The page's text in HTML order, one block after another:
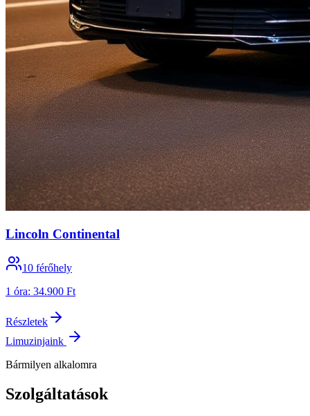
Lincoln Continental
10 férőhely
1 óra: 34.900 Ft
Részletek
Limuzinjaink
Bármilyen alkalomra
Szolgáltatások